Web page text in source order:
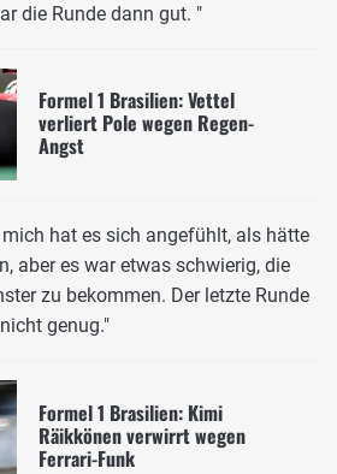
die Runde dann gut. "
Formel 1 Brasilien: Vettel
verliert Pole wegen Regen-
Angst
mich hat es sich angefühlt, als hätte
aber es war etwas schwierig, die
zu bekommen. Der letzte Runde
genug."
Formel 1 Brasilien: Kimi
Räikkönen verwirrt wegen
Ferrari-Funk